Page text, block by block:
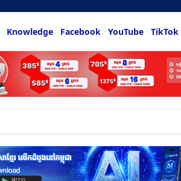
Knowledge Facebook YouTube TikTok